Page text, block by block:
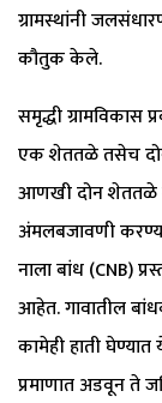
ग्रामस्थांनी
कौतुक केले.
समृद्धी ग्रामविकास
एक शेततळे तसेच
आणखी दोन शेततळे
अंमलबजावणी
नाला बांध (CNB)
आहेत. गावातील
कामेही हाती
प्रमाणात अडवून ते